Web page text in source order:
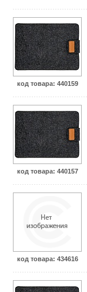
код товара: 440159
код товара: 440157
код товара: 434616